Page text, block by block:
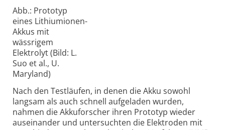
Abb.: Prototyp
eines Lithiumionen-
Akkus mit
wässrigem
Elektrolyt (Bild: L.
Suo et al., U.
Maryland)
Nach den Testläufen, in denen die Akku sowohl
langsam als auch schnell aufgeladen wurden,
nahmen die Akku­forscher ihren Prototyp wieder
auseinander und unter­suchten die Elektroden mit